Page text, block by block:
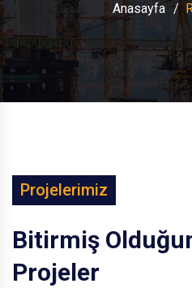
Anasayfa
Projelerimiz
Bitirmiş
Projeler